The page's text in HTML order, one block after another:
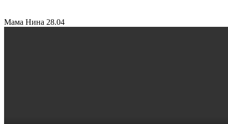
Мама Нина 28.04